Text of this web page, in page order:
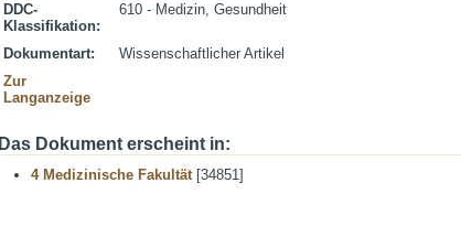
DDC-
Klassifikation:
610 - Medizin, Gesundheit
Dokumentart:
Wissenschaftlicher Artikel
Zur
Langanzeige
Das Dokument erscheint in:
4 Medizinische Fakultät[34851]